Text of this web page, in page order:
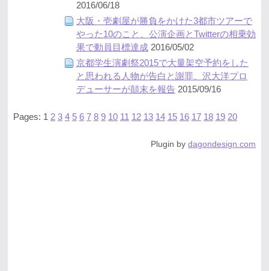
2016/06/18
大阪・壱劇屋が勝負をかけた3都市ツアーで
やった10のこと、公演企画とTwitterの相乗効
果で動員目標達成2016/05/02
京都学生演劇祭2015で大量架空予約をした
と思われる人物が告白と謝罪、沢大洋プロ
デューサーが顛末を報告2015/09/16
Pages: 1 2 3 4 5 6 7 8 9 10 11 12 13 14 15 16 17 18 19 20
Plugin bydagondesign.com